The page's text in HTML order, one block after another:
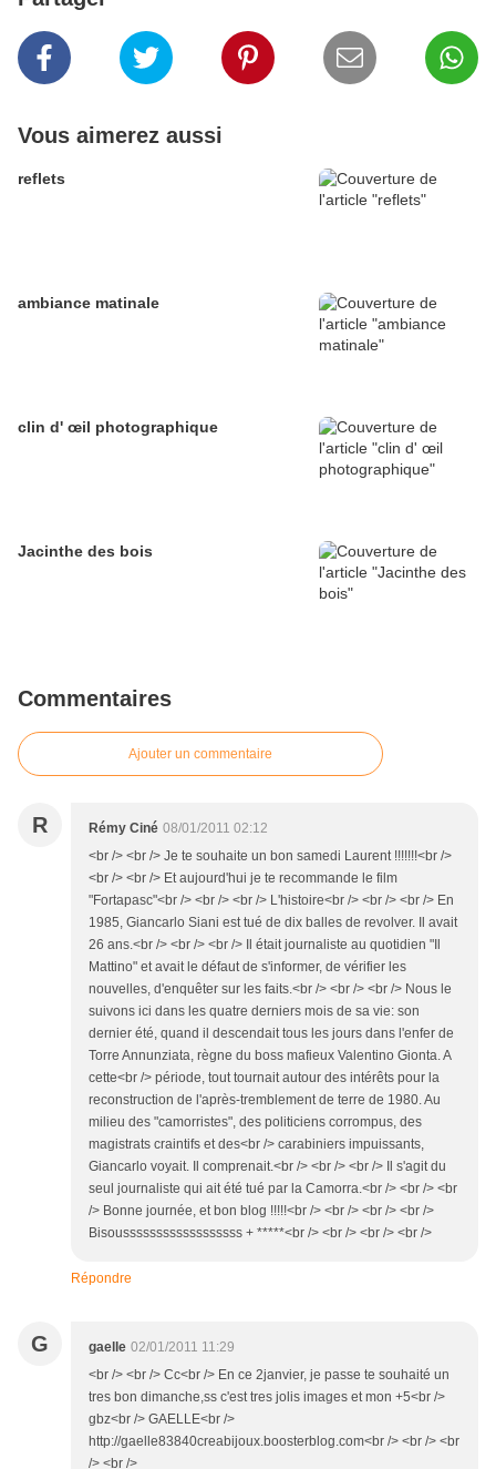
Vous aimerez aussi
reflets
ambiance matinale
clin d' œil photographique
Jacinthe des bois
Commentaires
Ajouter un commentaire
R Rémy Ciné 08/01/2011 02:12
<br /> <br /> Je te souhaite un bon samedi Laurent !!!!!!!<br />
<br /> <br /> Et aujourd'hui je te recommande le film
"Fortapasc"<br /> <br /> <br /> L'histoire<br /> <br /> <br /> En
1985, Giancarlo Siani est tué de dix balles de revolver. Il avait
26 ans.<br /> <br /> <br /> Il était journaliste au quotidien "Il
Mattino" et avait le défaut de s'informer, de vérifier les
nouvelles, d'enquêter sur les faits.<br /> <br /> <br /> Nous le
suivons ici dans les quatre derniers mois de sa vie: son
dernier été, quand il descendait tous les jours dans l'enfer de
Torre Annunziata, règne du boss mafieux Valentino Gionta. A
cette<br /> période, tout tournait autour des intérêts pour la
reconstruction de l'après-tremblement de terre de 1980. Au
milieu des "camorristes", des politiciens corrompus, des
magistrats craintifs et des<br /> carabiniers impuissants,
Giancarlo voyait. Il comprenait.<br /> <br /> <br /> Il s'agit du
seul journaliste qui ait été tué par la Camorra.<br /> <br /> <br
/> Bonne journée, et bon blog !!!!!<br /> <br /> <br /> <br />
Bisoussssssssssssssssss + *****<br /> <br /> <br /> <br />
Répondre
G gaelle 02/01/2011 11:29
<br /> <br /> Cc<br /> En ce 2janvier, je passe te souhaité un
tres bon dimanche,ss c'est tres jolis images et mon +5<br />
gbz<br /> GAELLE<br />
http://gaelle83840creabijoux.boosterblog.com<br /> <br /> <br
/> <br />